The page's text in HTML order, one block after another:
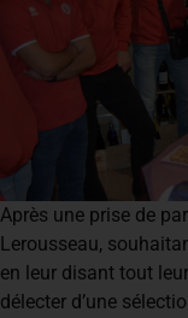
Après une prise de
Lerousseau,
en leur disant tout
délecter d’une